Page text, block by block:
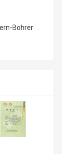
Bohrer